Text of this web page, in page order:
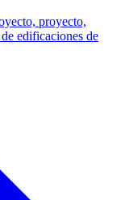
proyecto,
edificaciones de